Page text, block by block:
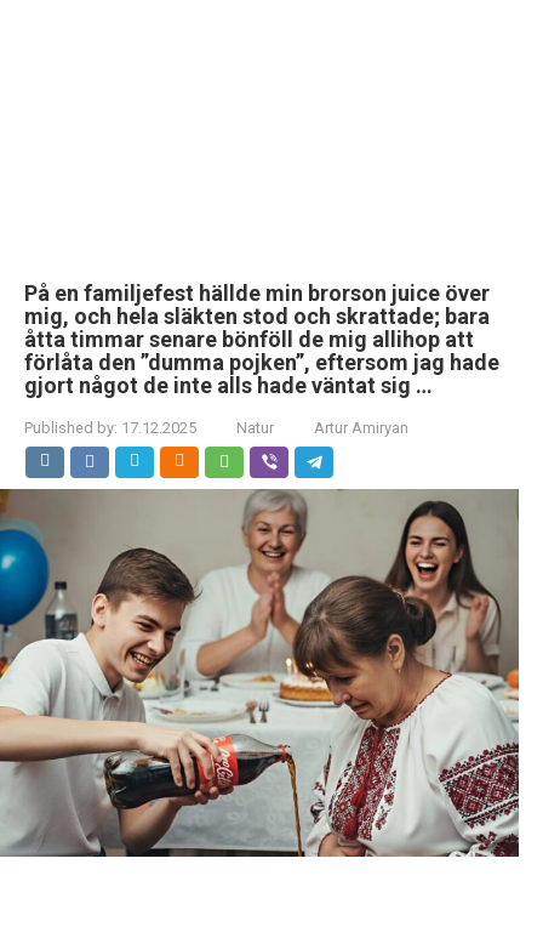
På en familjefest hällde min brorson juice över
mig, och hela släkten stod och skrattade; bara
åtta timmar senare bönföll de mig allihop att
förlåta den ”dumma pojken”, eftersom jag hade
gjort något de inte alls hade väntat sig …
Published by: 17.12.2025 Natur Artur Amiryan